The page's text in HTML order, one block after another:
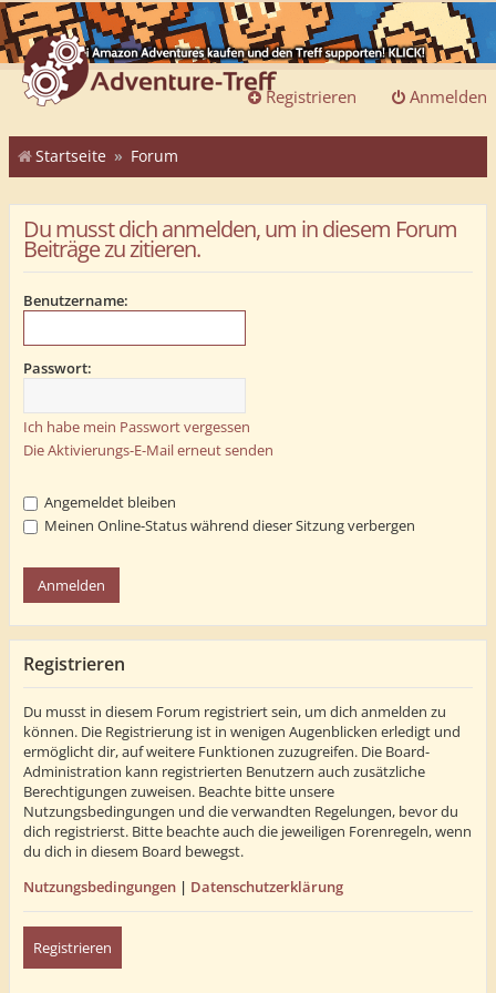
Anmelden
Registrieren
Startseite Forum
Du musst dich anmelden, um in diesem Forum
Beiträge zu zitieren.
Benutzername:
Passwort:
Ich habe mein Passwort vergessen
Die Aktivierungs-E-Mail erneut senden
Angemeldet bleiben
Meinen Online-Status während dieser Sitzung verbergen
Registrieren
Du musst in diesem Forum registriert sein, um dich anmelden zu
können. Die Registrierung ist in wenigen Augenblicken erledigt und
ermöglicht dir, auf weitere Funktionen zuzugreifen. Die Board-
Administration kann registrierten Benutzern auch zusätzliche
Berechtigungen zuweisen. Beachte bitte unsere
Nutzungsbedingungen und die verwandten Regelungen, bevor du
dich registrierst. Bitte beachte auch die jeweiligen Forenregeln, wenn
du dich in diesem Board bewegst.
Nutzungsbedingungen | Datenschutzerklärung
Registrieren